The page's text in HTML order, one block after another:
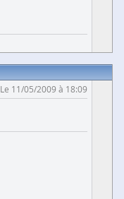
Le 11/05/2009 à 18:09